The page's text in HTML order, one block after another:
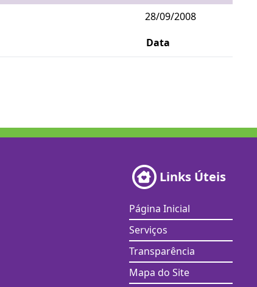
28/09/2008
Data
Links Úteis
Página Inicial
Serviços
Transparência
Mapa do Site